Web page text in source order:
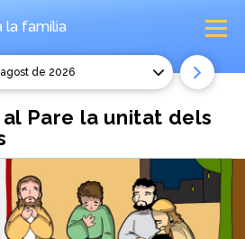
la família
de 2026
Pare la unitat dels